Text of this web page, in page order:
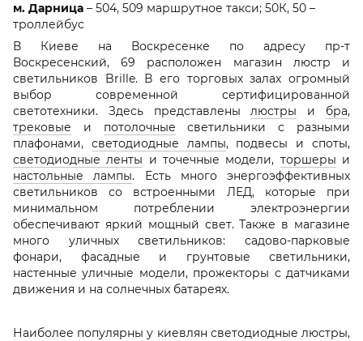
м. Дарница – 504, 509 маршрутное такси; 50К, 50 –
троллейбус
В Киеве на Воскресенке по адресу пр-т
Воскресенский, 69 расположен магазин люстр и
светильников Brille. В его торговых залах огромный
выбор современной сертифицированной
светотехники. Здесь представленылюстры и бра,
трековые и потолочные светильники с разными
плафонами, светодиодные лампы, подвесы и споты,
светодиодные ленты и точечные модели, торшеры и
настольные лампы. Есть много энергоэффективных
светильников со встроенными ЛЕД, которые при
минимальном потреблении электроэнергии
обеспечивают яркий мощный свет. Также в магазине
много уличных светильников: садово-парковые
фонари, фасадные и грунтовые светильники,
настенные уличные модели, прожекторы с датчиками
движения и на солнечных батареях.
Наиболее популярны у киевлян светодиодные люстры,